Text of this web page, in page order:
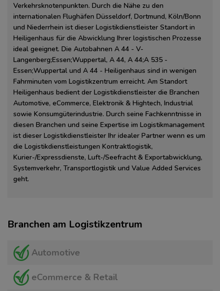
Verkehrsknotenpunkten. Durch die Nähe zu den
internationalen Flughäfen Düsseldorf, Dortmund, Köln/Bonn
und Niederrhein ist dieser Logistikdienstleister Standort in
Heiligenhaus für die Abwicklung Ihrer logistischen Prozesse
ideal geeignet. Die Autobahnen A 44 - V-
Langenberg;Essen;Wuppertal, A 44, A 44;A 535 -
Essen;Wuppertal und A 44 - Heiligenhaus sind in wenigen
Fahrminuten vom Logistikzentrum erreicht. Am Standort
Heiligenhaus bedient der Logistikdienstleister die Branchen
Automotive, eCommerce, Elektronik & Hightech, Industrial
sowie Konsumgüterindustrie. Durch seine Fachkenntnisse in
diesen Branchen und seine Expertise im Logistikmanagement
ist dieser Logistikdienstleister Ihr idealer Partner wenn es um
die Logistikdienstleistungen Kontraktlogistik,
Kurier-/Expressdienste, Luft-/Seefracht & Exportabwicklung,
Systemverkehr, Transportlogistik und Value Added Services
geht.
Branchen am Logistikzentrum
Automotive
eCommerce & Retail